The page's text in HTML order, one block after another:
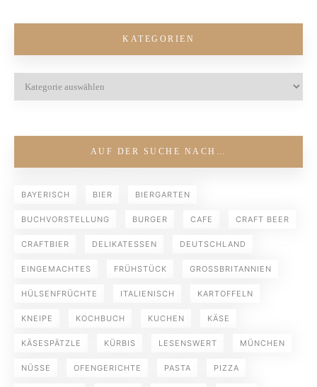
KATEGORIEN
AUF DER SUCHE NACH…
BAYERISCH BIER BIERGARTEN
BUCHVORSTELLUNG BURGER CAFE CRAFT BEER
CRAFTBIER DELIKATESSEN DEUTSCHLAND
EINGEMACHTES FRÜHSTÜCK GROSSBRITANNIEN
HÜLSENFRÜCHTE ITALIENISCH KARTOFFELN
KNEIPE KOCHBUCH KUCHEN KÄSE
KÄSESPÄTZLE KÜRBIS LESENSWERT MÜNCHEN
NÜSSE OFENGERICHTE PASTA PIZZA